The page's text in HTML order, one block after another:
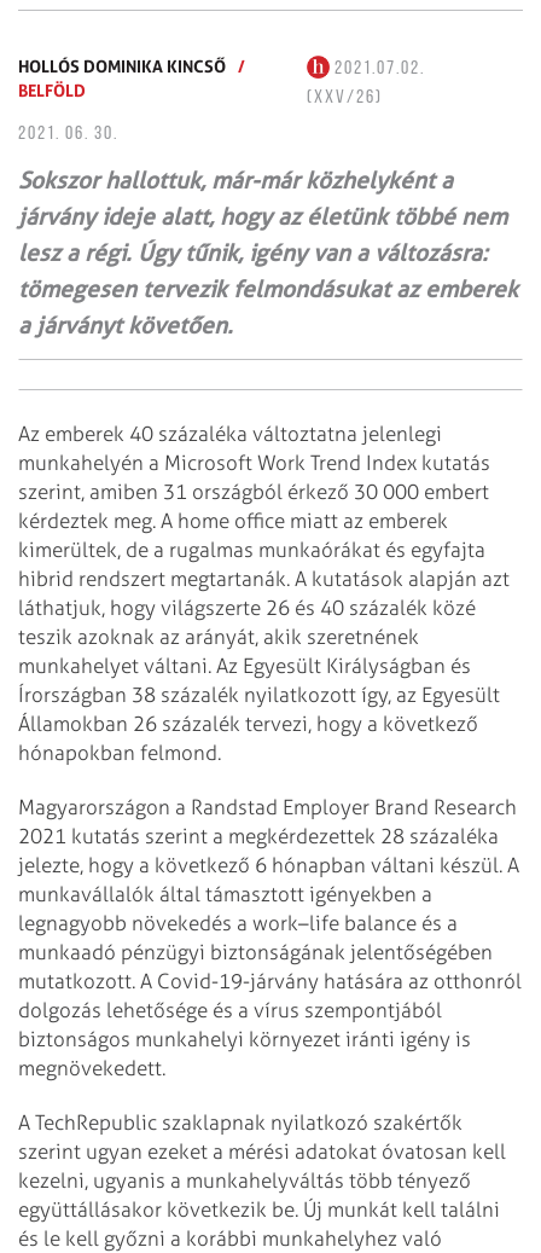
HOLLÓS DOMINIKA KINCSŐ /
BELFÖLD
2021.07.02.
(XXV/26)
2021. 06. 30.
Sokszor hallottuk, már-már közhelyként a
járvány ideje alatt, hogy az életünk többé nem
lesz a régi. Úgy tűnik, igény van a változásra:
tömegesen tervezik felmondásukat az emberek
a járványt követően.
Az emberek 40 százaléka változtatna jelenlegi
munkahelyén a Microsoft Work Trend Index kutatás
szerint, amiben 31 országból érkező 30 000 embert
kérdeztek meg. A home office miatt az emberek
kimerültek, de a rugalmas munkaórákat és egyfajta
hibrid rendszert megtartanák. A kutatások alapján azt
láthatjuk, hogy világszerte 26 és 40 százalék közé
teszik azoknak az arányát, akik szeretnének
munkahelyet váltani. Az Egyesült Királyságban és
Írországban 38 százalék nyilatkozott így, az Egyesült
Államokban 26 százalék tervezi, hogy a következő
hónapokban felmond.
Magyarországon a Randstad Employer Brand Research
2021 kutatás szerint a megkérdezettek 28 százaléka
jelezte, hogy a következő 6 hónapban váltani készül. A
munkavállalók által támasztott igényekben a
legnagyobb növekedés a work–life balance és a
munkaadó pénzügyi biztonságának jelentőségében
mutatkozott. A Covid-19-járvány hatására az otthonról
dolgozás lehetősége és a vírus szempontjából
biztonságos munkahelyi környezet iránti igény is
megnövekedett.
A TechRepublic szaklapnak nyilatkozó szakértők
szerint ugyan ezeket a mérési adatokat óvatosan kell
kezelni, ugyanis a munkahelyváltás több tényező
együttállásakor következik be. Új munkát kell találni
és le kell győzni a korábbi munkahelyhez való